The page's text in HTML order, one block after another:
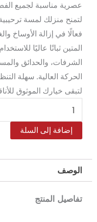
عصرية مناسبة لجميع
لتمنح منزلك لمسة
فعالًا في إزالة الأوساخ
المتين ثباتًا عاليًا
الشرفات، والحدائق
الحركة العالية. سهلة
لتبقى خيارك الموثوق
كمية
دعاسة
باب
–
أرضية
مطاطية
إضافة إلى السلة
الوصف
تفاصيل المنتج